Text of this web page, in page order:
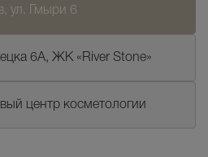
ул. Гмыри 6
6А, ЖК «River Stone»
центр косметологии